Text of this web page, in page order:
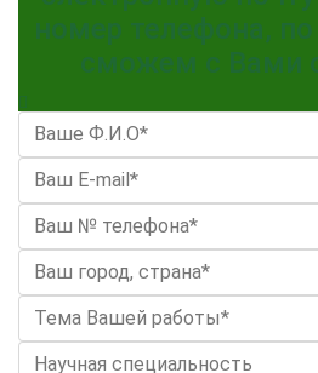
номер телефона,
сможем с Вами